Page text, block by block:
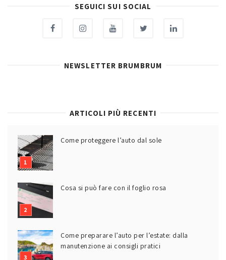
SEGUICI SUI SOCIAL
NEWSLETTER BRUMBRUM
ARTICOLI PIÙ RECENTI
Come proteggere l’auto dal sole
Cosa si può fare con il foglio rosa
Come preparare l’auto per l’estate: dalla
manutenzione ai consigli pratici